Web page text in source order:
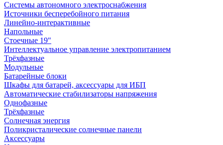
Системы автономного электроснабжения
Источники бесперебойного питания
Линейно-интерактивные
Напольные
Стоечные 19"
Интеллектуальное управление электропитанием
Трёхфазные
Модульные
Батарейные блоки
Шкафы для батарей, аксессуары для ИБП
Автоматические стабилизаторы напряжения
Однофазные
Трёхфазные
Солнечная энергия
Поликристалические солнечные панели
Аксессуары